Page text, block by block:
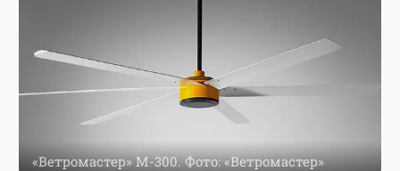
«Ветромастер» М-300. Фото: «Ветромастер»